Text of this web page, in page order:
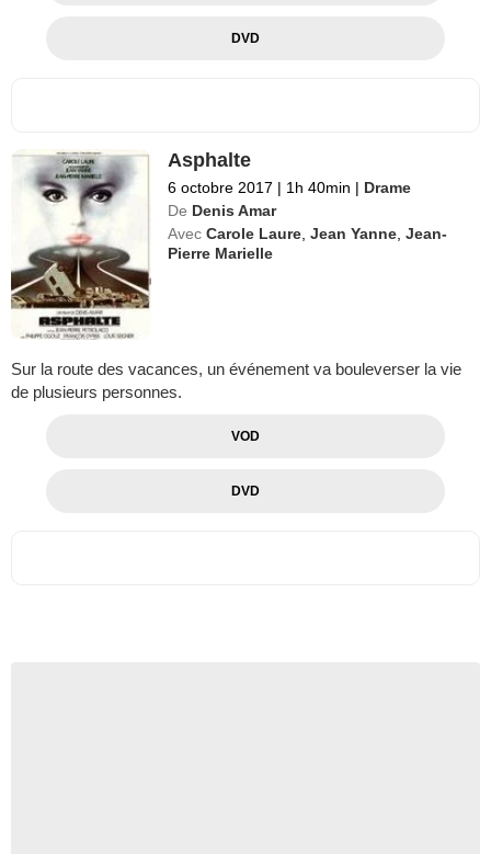
DVD
Asphalte
6 octobre 2017 | 1h 40min | Drame
De Denis Amar
Avec Carole Laure,Jean Yanne,Jean-
Pierre Marielle
Sur la route des vacances, un événement va bouleverser la vie
de plusieurs personnes.
VOD
DVD